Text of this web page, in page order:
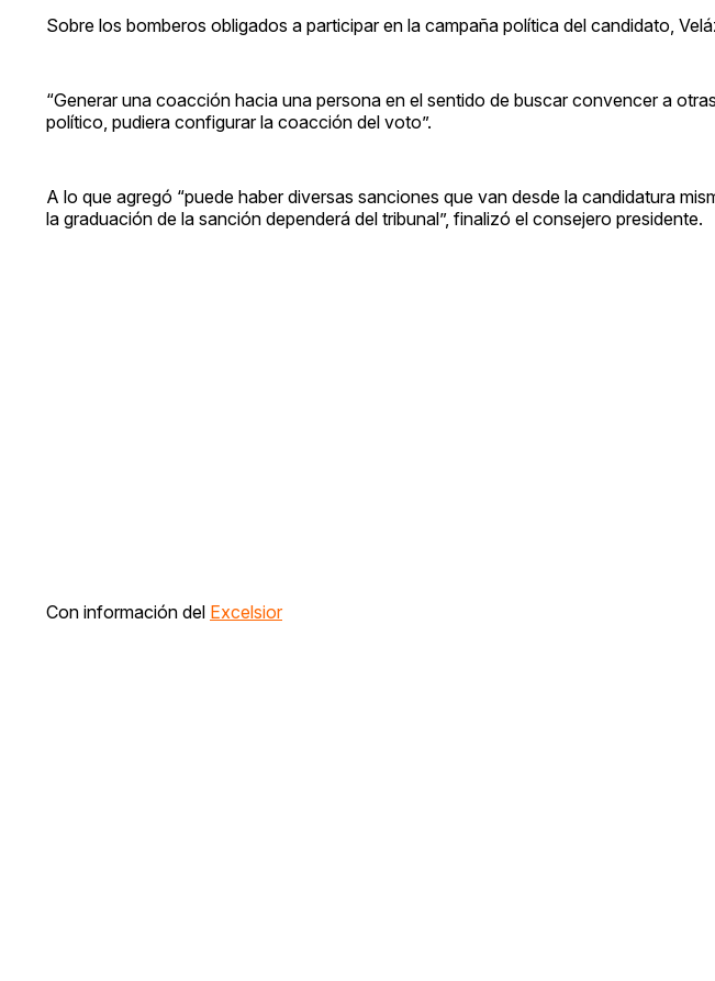
Sobre los bomberos obligados a participar en la campaña política del candidato,
“Generar una coacción hacia una persona en el sentido de buscar convencer a
político, pudiera configurar la coacción del voto”.
A lo que agregó “puede haber diversas sanciones que van desde la candidatura
la graduación de la sanción dependerá del tribunal”, finalizó el consejero presidente.
Con información del Excelsior